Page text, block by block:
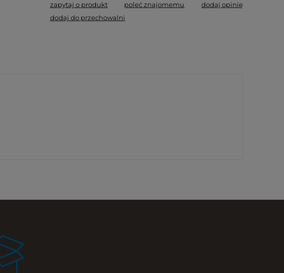
zapytaj o produkt poleć znajomemu
dodaj opinię
dodaj do przechowalni